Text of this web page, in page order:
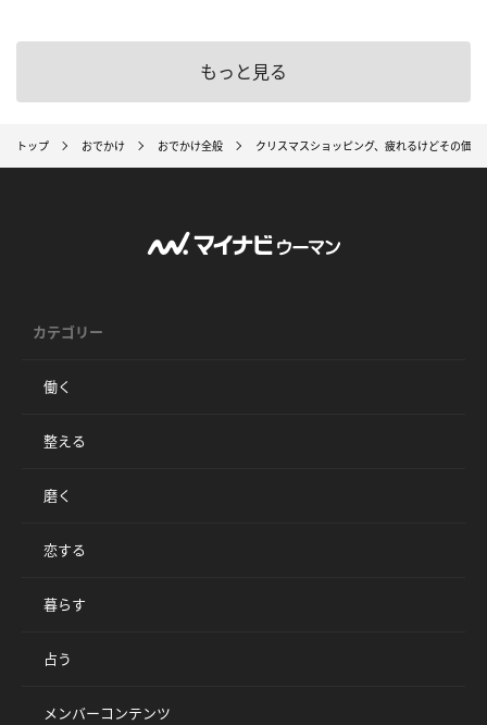
もっと見る
トップ おでかけ おでかけ全般 クリスマスショッピング、疲れるけどその価
カテゴリー
働く
整える
磨く
恋する
暮らす
占う
メンバーコンテンツ